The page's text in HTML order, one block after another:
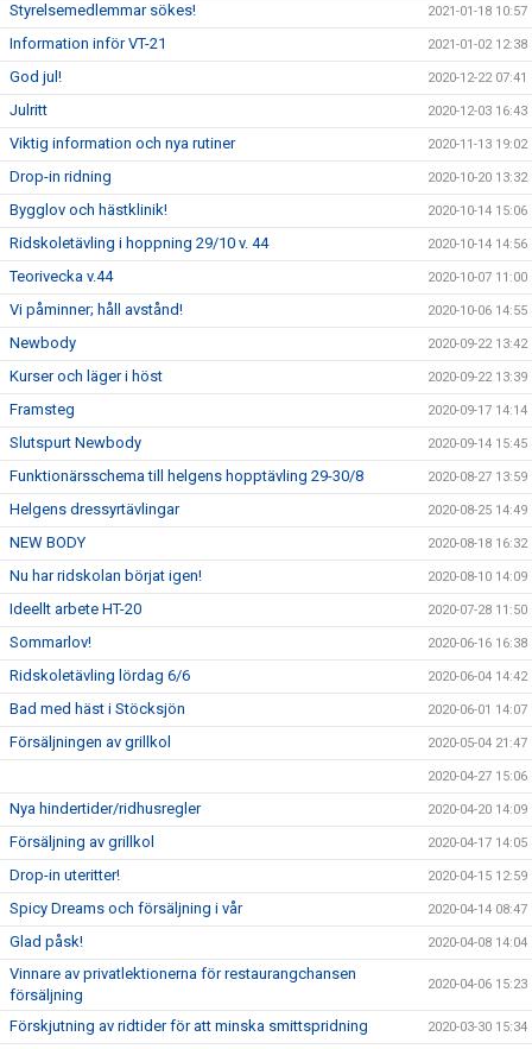
Styrelsemedlemmar sökes! 2021-01-18 10:57
Information inför VT-21 2021-01-02 12:38
God jul! 2020-12-22 07:41
Julritt 2020-12-03 16:43
Viktig information och nya rutiner 2020-11-13 19:02
Drop-in ridning 2020-10-20 13:32
Bygglov och hästklinik! 2020-10-14 15:06
Ridskoletävling i hoppning 29/10 v. 44 2020-10-14 14:56
Teorivecka v.44 2020-10-07 11:00
Vi påminner; håll avstånd! 2020-10-06 14:55
Newbody 2020-09-22 13:42
Kurser och läger i höst 2020-09-22 13:39
Framsteg 2020-09-17 14:14
Slutspurt Newbody 2020-09-14 15:45
Funktionärsschema till helgens hopptävling 29-30/8 2020-08-27 13:59
Helgens dressyrtävlingar 2020-08-25 14:49
NEW BODY 2020-08-18 16:32
Nu har ridskolan börjat igen! 2020-08-10 14:09
Ideellt arbete HT-20 2020-07-28 11:50
Sommarlov! 2020-06-16 16:38
Ridskoletävling lördag 6/6 2020-06-04 14:42
Bad med häst i Stöcksjön 2020-06-01 14:07
Försäljningen av grillkol 2020-05-04 21:47
2020-04-27 15:06
Nya hindertider/ridhusregler 2020-04-20 14:09
Försäljning av grillkol 2020-04-17 14:05
Drop-in uteritter! 2020-04-15 12:59
Spicy Dreams och försäljning i vår 2020-04-14 08:47
Glad påsk! 2020-04-08 14:04
Vinnare av privatlektionerna för restaurangchansen
försäljning
2020-04-06 15:23
Förskjutning av ridtider för att minska smittspridning 2020-03-30 15:34